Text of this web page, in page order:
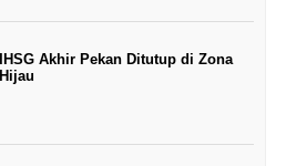
IHSG Akhir Pekan Ditutup di Zona
Hijau